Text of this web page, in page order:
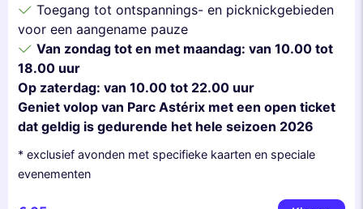
Toegang tot ontspannings- en picknickgebieden
voor een aangename pauze
Van zondag tot en met maandag: van 10.00 tot
18.00 uur
Op zaterdag: van 10.00 tot 22.00 uur
Geniet volop van Parc Astérix met een open ticket
dat geldig is gedurende het hele seizoen 2026
* exclusief avonden met specifieke kaarten en speciale
evenementen